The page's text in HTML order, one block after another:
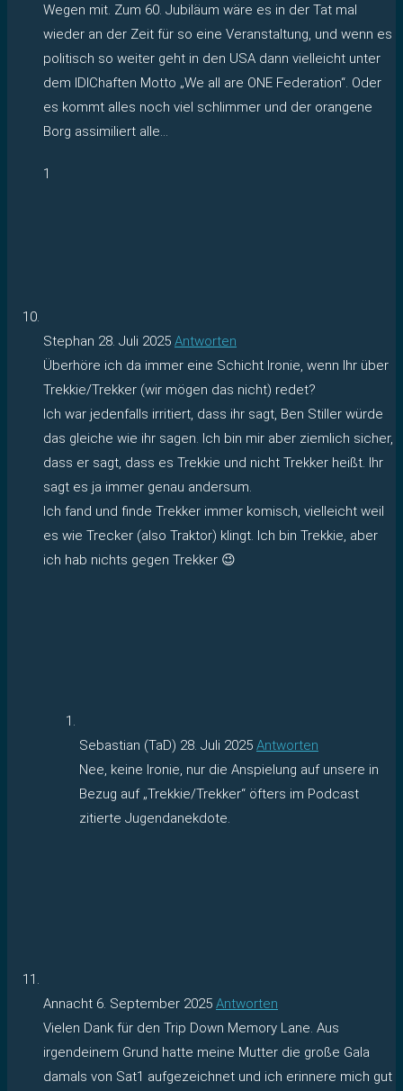
Wegen mit. Zum 60. Jubiläum wäre es in der Tat mal
wieder an der Zeit für so eine Veranstaltung, und wenn es
politisch so weiter geht in den USA dann vielleicht unter
dem IDIChaften Motto „We all are ONE Federation“. Oder
es kommt alles noch viel schlimmer und der orangene
Borg assimiliert alle…
1
Stephan 28. Juli 2025 Antworten
Überhöre ich da immer eine Schicht Ironie, wenn Ihr über
Trekkie/Trekker (wir mögen das nicht) redet?
Ich war jedenfalls irritiert, dass ihr sagt, Ben Stiller würde
das gleiche wie ihr sagen. Ich bin mir aber ziemlich sicher,
dass er sagt, dass es Trekkie und nicht Trekker heißt. Ihr
sagt es ja immer genau andersum.
Ich fand und finde Trekker immer komisch, vielleicht weil
es wie Trecker (also Traktor) klingt. Ich bin Trekkie, aber
ich hab nichts gegen Trekker 😉
Sebastian (TaD) 28. Juli 2025 Antworten
Nee, keine Ironie, nur die Anspielung auf unsere in
Bezug auf „Trekkie/Trekker“ öfters im Podcast
zitierte Jugendanekdote.
Annacht 6. September 2025 Antworten
Vielen Dank für den Trip Down Memory Lane. Aus
irgendeinem Grund hatte meine Mutter die große Gala
damals von Sat1 aufgezeichnet und ich erinnere mich gut